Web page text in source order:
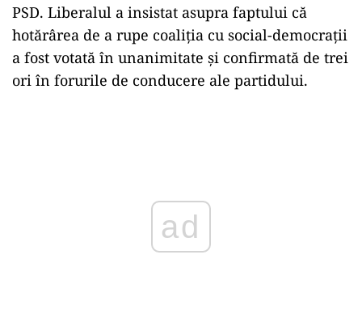
PSD. Liberalul a insistat asupra faptului că
hotărârea de a rupe coaliția cu social-democrații
a fost votată în unanimitate și confirmată de trei
ori în forurile de conducere ale partidului.